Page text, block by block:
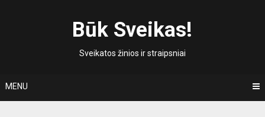
Būk Sveikas!
Sveikatos žinios ir straipsniai
MENU